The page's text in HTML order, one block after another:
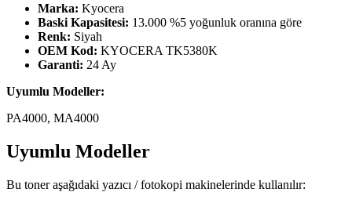
Marka: Kyocera
Baski Kapasitesi: 13.000 %5 yoğunluk oranına göre
Renk: Siyah
OEM Kod: KYOCERA TK5380K
Garanti: 24 Ay
Uyumlu Modeller:
PA4000, MA4000
Uyumlu Modeller
Bu toner aşağıdaki yazıcı / fotokopi makinelerinde kullanılır: